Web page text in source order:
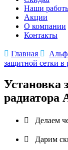
Наши
Акции
О компании
Контакты
 Главная 
защитной сетки в
Установка
радиатора
 Делаем
 Дарим